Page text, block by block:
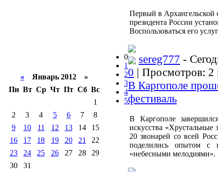
«Январь 2012 »
Пн Вт Ср Чт Пт Сб Вс
1
2
3 4 5 6 7
8
9
10 11 12 13 14
15
16
17 18 19 20 21
22
23
24 25 26 27 28
29
30
31
Первый в Архангельской
президента России
Воспользоваться его
0
1
2
3
4
5
sereg777 -
0 | Просмотров:
В Каргополе
фестиваль
В Каргополе
искусства «Хрустальные
20 звонарей со всей
поделились опытом с
«небесными мелодиями».